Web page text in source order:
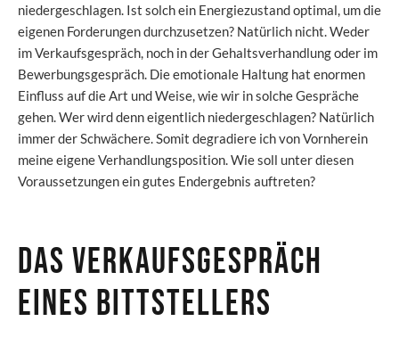
niedergeschlagen. Ist solch ein Energiezustand optimal, um die
eigenen Forderungen durchzusetzen? Natürlich nicht. Weder
im Verkaufsgespräch, noch in der Gehaltsverhandlung oder im
Bewerbungsgespräch. Die emotionale Haltung hat enormen
Einfluss auf die Art und Weise, wie wir in solche Gespräche
gehen. Wer wird denn eigentlich niedergeschlagen? Natürlich
immer der Schwächere. Somit degradiere ich von Vornherein
meine eigene Verhandlungsposition. Wie soll unter diesen
Voraussetzungen ein gutes Endergebnis auftreten?
Das Verkaufsgespräch
eines Bittstellers